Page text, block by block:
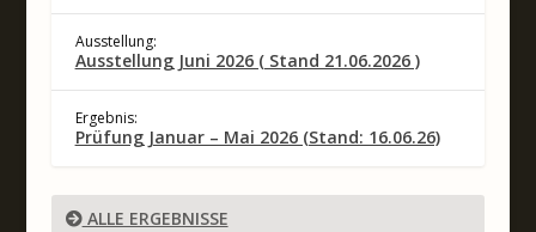
Ausstellung:
Ausstellung Juni 2026 ( Stand 21.06.2026 )
Ergebnis:
Prüfung Januar – Mai 2026 (Stand: 16.06.26)
ALLE ERGEBNISSE